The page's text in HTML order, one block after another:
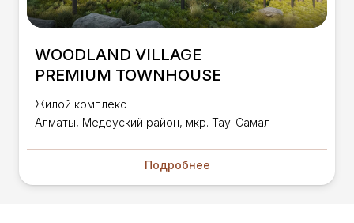
WOODLAND VILLAGE
PREMIUM TOWNHOUSE
Жилой комплекс
Алматы, Медеуский район, мкр. Тау-Самал​
Подробнее